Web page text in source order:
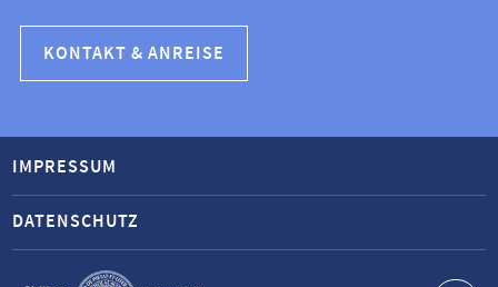
KONTAKT & ANREISE
Service-
IMPRESSUM
DATENSCHUTZ